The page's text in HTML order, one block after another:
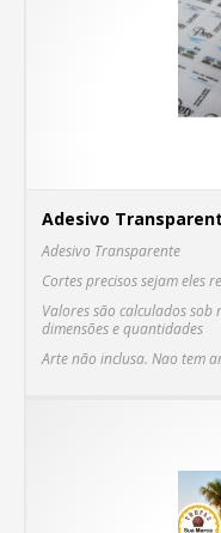
Adesivo
Adesivo Transparente
Cortes precisos sejam eles
Valores são calculados
dimensões e quantidades
Arte não inclusa. Nao tem